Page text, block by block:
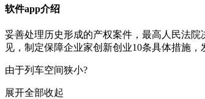
软件app介绍
妥善处理历史形成的产权案件，最高人民法院
见，制定保障企业家创新创业10条具体措施
由于列车空间狭小?
展开全部收起